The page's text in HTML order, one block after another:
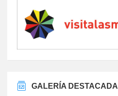
GALERÍA DESTACADA